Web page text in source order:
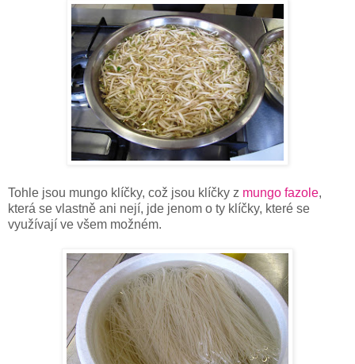
Tohle jsou mungo klíčky, což jsou klíčky z mungo fazole,
která se vlastně ani nejí, jde jenom o ty klíčky, které se
využívají ve všem možném.